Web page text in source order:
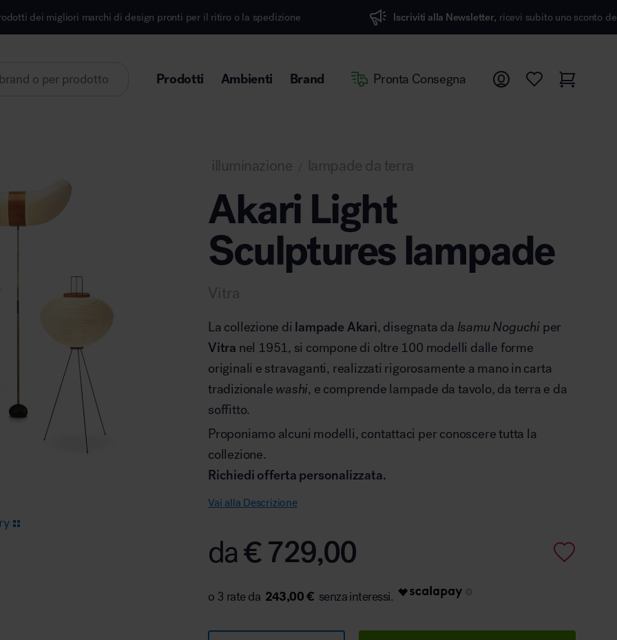
di design pronti per il ritiro o la spedizione Iscriviti alla Newsletter, ricevi subito uno sconto del 7%
Prodotti Ambienti Brand Pronta Consegna
Arredo area reception
illuminazione lampade da terra
Akari Light
Sculptures lampade
Vitra
La collezione di lampade Akari, disegnata da Isamu Noguchiper
Vitra nel 1951, si compone di oltre 100 modelli dalle forme
originali e stravaganti, realizzati rigorosamente a mano in carta
tradizionale washi, e comprende lampade da tavolo, da terra e da
soffitto.
Proponiamo alcuni modelli, contattaci per conoscere tutta la
collezione.
Richiedi offerta personalizzata.
Vai alla Descrizione
da€729,00
243,00 €